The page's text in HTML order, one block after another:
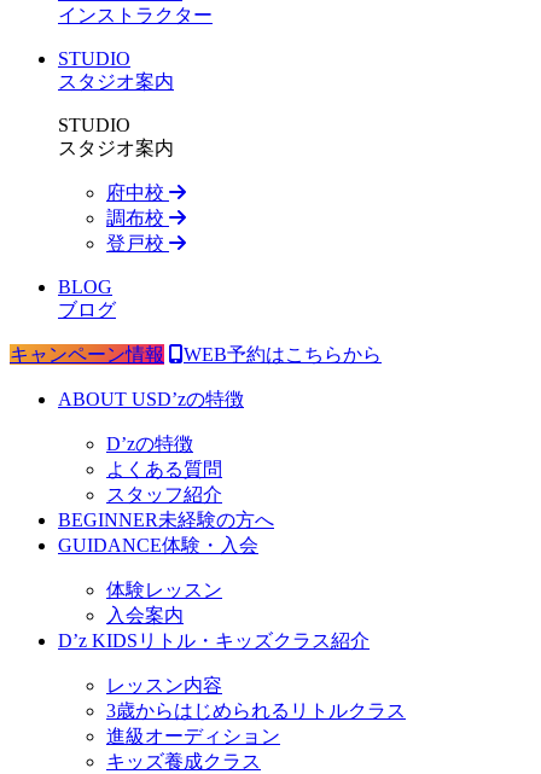
インストラクター
STUDIO
スタジオ案内
STUDIO
スタジオ案内
府中校
調布校
登戸校
BLOG
ブログ
キャンペーン情報 WEB予約はこちらから
ABOUT USD’zの特徴
D’zの特徴
よくある質問
スタッフ紹介
BEGINNER未経験の方へ
GUIDANCE体験・入会
体験レッスン
入会案内
D’z KIDS リトル・キッズクラス紹介
レッスン内容
3歳からはじめられるリトルクラス
進級オーディション
キッズ養成クラス